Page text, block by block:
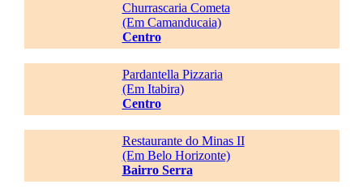
Churrascaria Cometa
(Em Camanducaia)
Centro
Pardantella Pizzaria
(Em Itabira)
Centro
Restaurante do Minas II
(Em Belo Horizonte)
Bairro Serra